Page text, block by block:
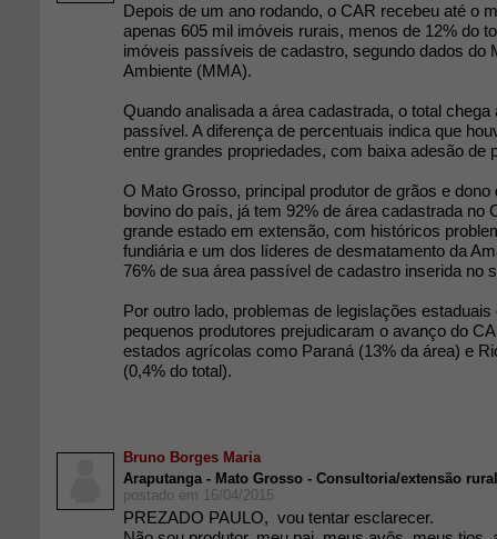
Depois de um ano rodando, o CAR recebeu até o
apenas 605 mil imóveis rurais, menos de 12% do
imóveis passíveis de cadastro, segundo dados do
Ambiente (MMA).
Quando analisada a área cadastrada, o total chega
passível. A diferença de percentuais indica que
entre grandes propriedades, com baixa adesão de
O Mato Grosso, principal produtor de grãos e dono
bovino do país, já tem 92% de área cadastrada no
grande estado em extensão, com históricos
fundiária e um dos líderes de desmatamento da
76% de sua área passível de cadastro inserida no
Por outro lado, problemas de legislações
pequenos produtores prejudicaram o avanço do
estados agrícolas como Paraná (13% da área) e
(0,4% do total).
Bruno Borges Maria
Araputanga - Mato Grosso - Consultoria/extensão rural
postado em 16/04/2015
PREZADO PAULO, vou tentar esclarecer.